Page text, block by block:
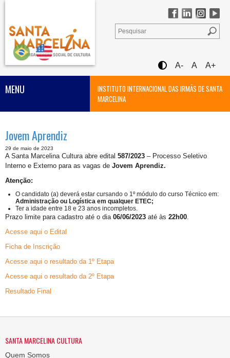
A- A A+
INSTITUTO INTERNACIONAL DAS IRMÃS DE SANTA
MARCELINA
MENU
Jovem Aprendiz
29 de maio de 2023
A Santa Marcelina Cultura abre edital 587/2023 – Processo Seletivo
Interno e Externo para as vagas de Jovem Aprendiz.
Atenção:
O candidato (a) deverá estar cursando o 1º módulo do curso Técnico em:
Administração ou Logística em qualquer ETEC;
Ter a idade entre 18 e 23 anos incompletos.
Prazo limite para cadastro até o dia06/06/2023 até às 22h00.
Acesse aqui o Edital
Ficha de Inscrição
Acesse aqui o resultado da 1º Etapa
Acesse aqui o resultado da 2º Etapa
Resultado Final
SANTA MARCELINA CULTURA
Quem Somos